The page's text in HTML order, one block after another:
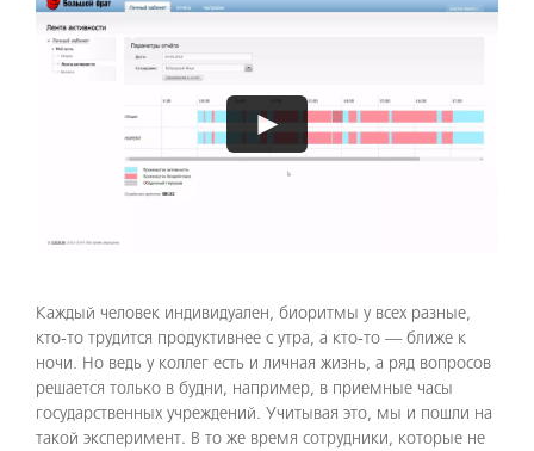
Video
Player
►
Каждый человек индивидуален, биоритмы у всех разные,
кто-то трудится продуктивнее с утра, а кто-то — ближе к
ночи. Но ведь у коллег есть и личная жизнь, а ряд вопросов
решается только в будни, например, в приемные часы
государственных учреждений. Учитывая это, мы и пошли на
такой эксперимент. В то же время сотрудники, которые не